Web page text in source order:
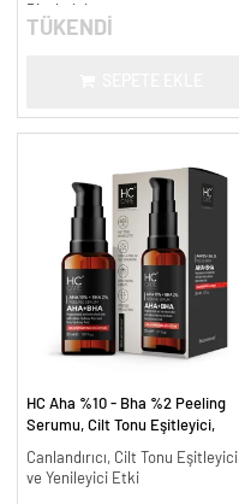
Bisabolol
TÜKENDİ
HC Aha %10 - Bha %2 Peeling
Serumu, Cilt Tonu Eşitleyici,
Canlandırıcı, Cilt Tonu Eşitleyici
ve Yenileyici Etki